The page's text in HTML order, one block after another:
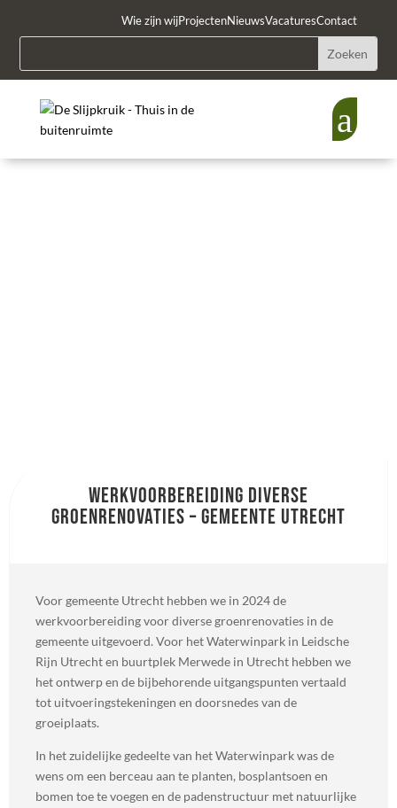
Wie zijn wijProjectenNieuwsVacaturesContact
a
Werkvoorbereiding diverse
groenrenovaties – Gemeente Utrecht
Voor gemeente Utrecht hebben we in 2024 de
werkvoorbereiding voor diverse groenrenovaties in de
gemeente uitgevoerd. Voor het Waterwinpark in Leidsche
Rijn Utrecht en buurtplek Merwede in Utrecht hebben we
het ontwerp en de bijbehorende uitgangspunten vertaald
tot uitvoeringstekeningen en doorsnedes van de
groeiplaats.
In het zuidelijke gedeelte van het Waterwinpark was de
wens om een berceau aan te planten, bosplantsoen en
bomen toe te voegen en de padenstructuur met natuurlijke